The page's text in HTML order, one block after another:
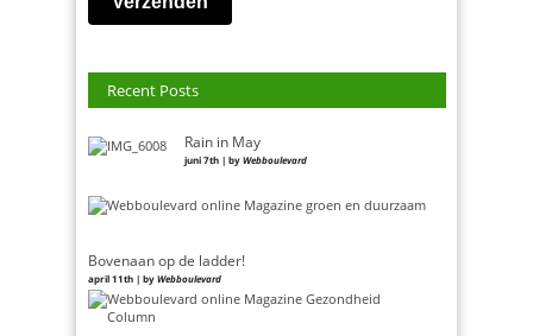
Recent Posts
Rain in May
juni 7th | byWebboulevard
Bovenaan op de ladder!
april 11th | byWebboulevard